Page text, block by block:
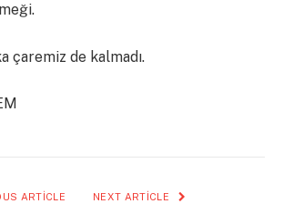
çaremiz de kalmadı.
ARTICLE NEXT ARTICLE